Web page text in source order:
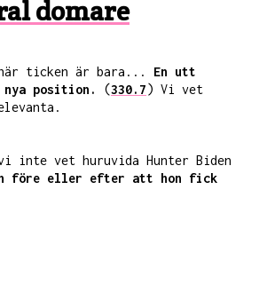
domare
här ticken är bara... En utt
position.
(330.7) Vi vet
inte vet huruvida Hunter Biden
före eller efter att hon fick